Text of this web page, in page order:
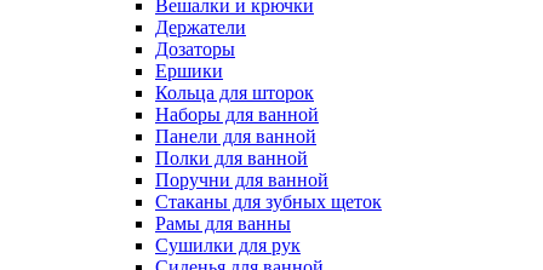
Вешалки и крючки
Держатели
Дозаторы
Ершики
Кольца для шторок
Наборы для ванной
Панели для ванной
Полки для ванной
Поручни для ванной
Стаканы для зубных щеток
Рамы для ванны
Сушилки для рук